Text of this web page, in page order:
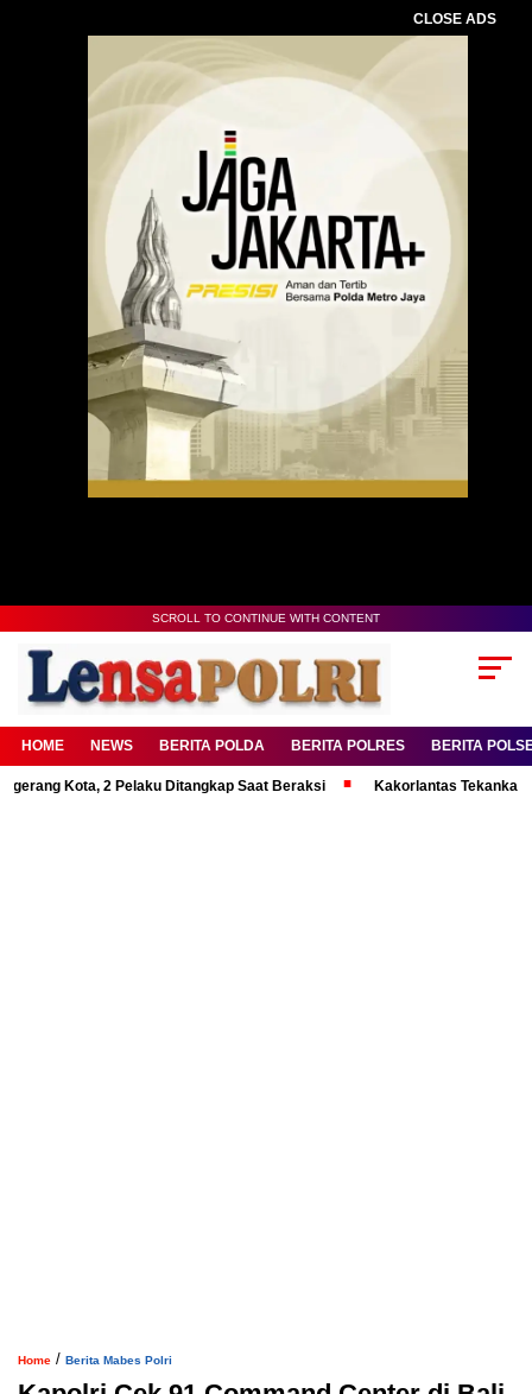
CLOSE ADS
SCROLL TO CONTINUE WITH CONTENT
HOME NEWS BERITA POLDA BERITA POLRES BERITA
2 Pelaku Ditangkap Saat Beraksi Kakorlantas Tekankan Mental
Home / Berita Mabes Polri